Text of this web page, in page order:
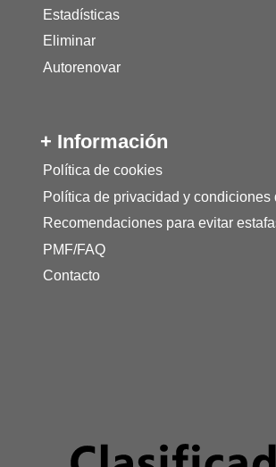
Estadísticas
Eliminar
Autorenovar
+ Información
Política de cookies
Política de privacidad y condiciones
Recomendaciones para evitar
PMF/FAQ
Contacto